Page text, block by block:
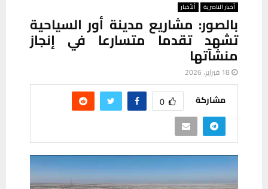
أخبار الناصرية ألأخبار
بالصور: مشاريع مدينة أور السياحية
تشهد تقدما متسارعا في إنجاز
منشآتها
18 فبراير، 2026
مشاركة 0